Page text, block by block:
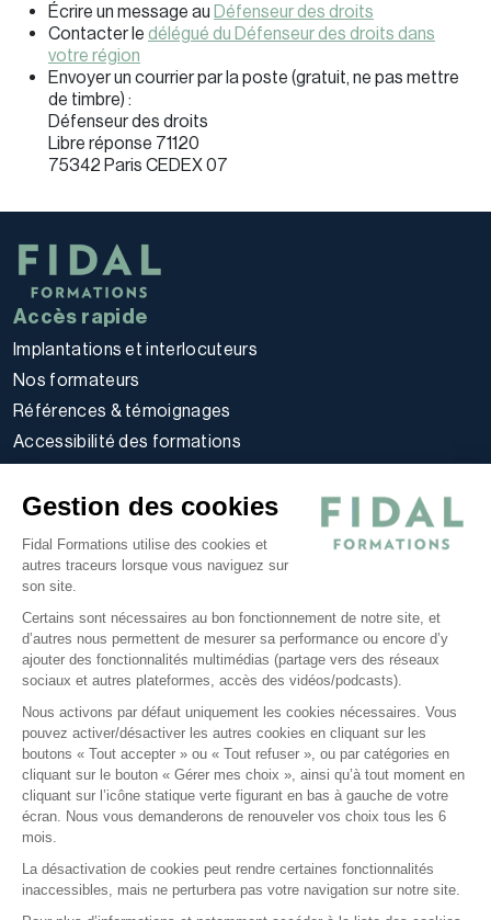
Gestion des cookies
Fidal Formations utilise des cookies et
autres traceurs lorsque vous naviguez sur
son site.
Certains sont nécessaires au bon fonctionnement de notre site, et
d’autres nous permettent de mesurer sa performance ou encore d’y
ajouter des fonctionnalités multimédias (partage vers des réseaux
sociaux et autres plateformes, accès des vidéos/podcasts).
Nous activons par défaut uniquement les cookies nécessaires. Vous
pouvez activer/désactiver les autres cookies en cliquant sur les
boutons « Tout accepter » ou « Tout refuser », ou par catégories en
cliquant sur le bouton « Gérer mes choix », ainsi qu’à tout moment en
cliquant sur l’icône statique verte figurant en bas à gauche de votre
écran. Nous vous demanderons de renouveler vos choix tous les 6
mois.
La désactivation de cookies peut rendre certaines fonctionnalités
inaccessibles, mais ne perturbera pas votre navigation sur notre site.
Écrire un message au Défenseur des droits
Contacter le délégué du Défenseur des droits dans
votre région
Envoyer un courrier par la poste (gratuit, ne pas mettre
de timbre) :
Défenseur des droits
Libre réponse 71120
75342 Paris CEDEX 07
Accès rapide
Implantations et interlocuteurs
Nos formateurs
Références & témoignages
Accessibilité des formations
Politique d’utilisation des cookies
Politique de confidentialité
Conditions générales
Nos offres
E-learning
Formations certifiantes
Formations inter-entreprises
Formations intra-entreprises
Cycles d'actualité
Soyez alerté de nos nouvelles informations
Suivez-nous sur Linkedin